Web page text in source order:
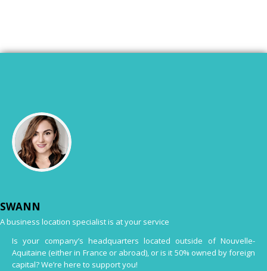
SWANN
A business location specialist is at your service
Is your company’s headquarters located outside of Nouvelle-
Aquitaine (either in France or abroad), or is it 50% owned by foreign
capital? We’re here to support you!